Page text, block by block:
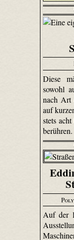
Diese
sowohl
nach Art
auf
stets
berühren.
Auf der